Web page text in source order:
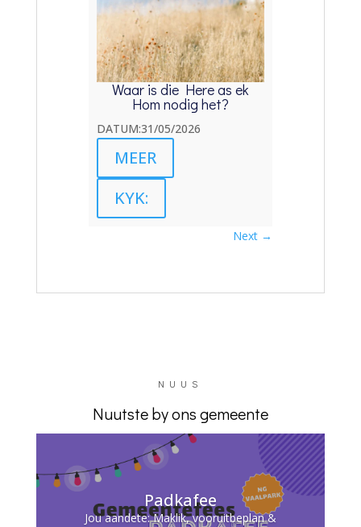
Waar is die Here as ek
Hom nodig het?
DATUM:31/05/2026
MEER
KYK:
Next →
NUUS
Nuutste by ons gemeente
Padkafee
Jou aandete: Maklik, vooruitbeplan &